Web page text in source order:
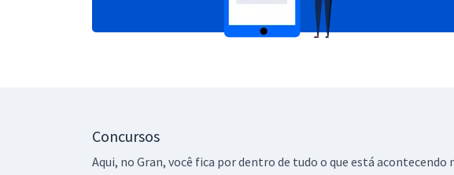
Concursos
Aqui, no Gran, você fica por dentro de tudo o que está acontecendo